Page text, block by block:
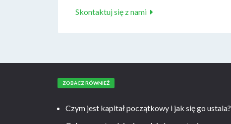
Skontaktuj się z nami
ZOBACZ RÓWNIEŻ
Czym jest kapitał początkowy i jak się go ustala?